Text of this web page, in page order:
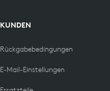
KUNDEN
Rückgabebedingungen
E-Mail-Einstellungen